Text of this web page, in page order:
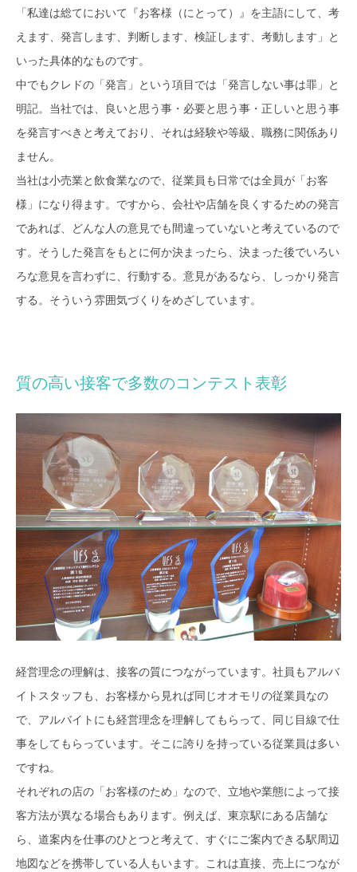
「私達は総てにおいて『お客様（にとって）』を主語にして、考
えます、発言します、判断します、検証します、考動します」と
いった具体的なものです。
中でもクレドの「発言」という項目では「発言しない事は罪」と
明記。当社では、良いと思う事・必要と思う事・正しいと思う事
を発言すべきと考えており、それは経験や等級、職務に関係あり
ません。
当社は小売業と飲食業なので、従業員も日常では全員が「お客
様」になり得ます。ですから、会社や店舗を良くするための発言
であれば、どんな人の意見でも間違っていないと考えているので
す。そうした発言をもとに何か決まったら、決まった後でいろい
ろな意見を言わずに、行動する。意見があるなら、しっかり発言
する。そういう雰囲気づくりをめざしています。
質の高い接客で多数のコンテスト表彰
経営理念の理解は、接客の質につながっています。社員もアルバ
イトスタッフも、お客様から見れば同じオオモリの従業員なの
で、アルバイトにも経営理念を理解してもらって、同じ目線で仕
事をしてもらっています。そこに誇りを持っている従業員は多い
ですね。
それぞれの店の「お客様のため」なので、立地や業態によって接
客方法が異なる場合もあります。例えば、東京駅にある店舗な
ら、道案内を仕事のひとつと考えて、すぐにご案内できる駅周辺
地図などを携帯している人もいます。これは直接、売上につなが